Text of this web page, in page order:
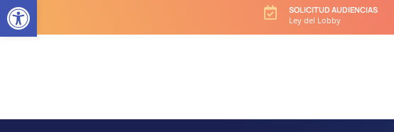

SOLICITUD AUDIENCIAS
Ley del Lobby